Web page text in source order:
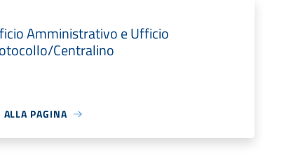
Amministrativo e Ufficio
Centralino
ALLA PAGINA